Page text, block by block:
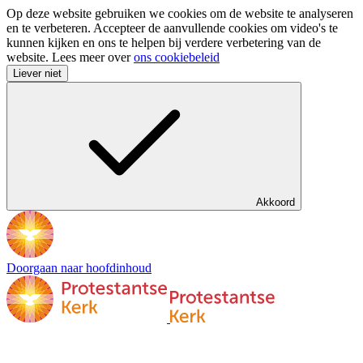
Op deze website gebruiken we cookies om de website te analyseren
en te verbeteren. Accepteer de aanvullende cookies om video's te
kunnen kijken en ons te helpen bij verdere verbetering van de
website. Lees meer overons cookiebeleid
Liever niet
Akkoord
Doorgaan naar hoofdinhoud